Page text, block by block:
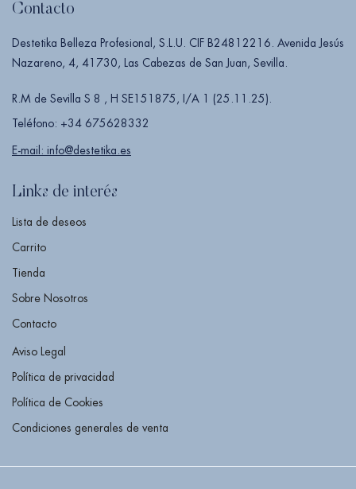
Contacto
Destetika Belleza Profesional, S.L.U. CIF B24812216. Avenida Jesús
Nazareno, 4, 41730, Las Cabezas de San Juan, Sevilla.
R.M de Sevilla S 8 , H SE151875, I/A 1 (25.11.25).
Teléfono: +34 675628332
E-mail: info@destetika.es
Links de interés
Lista de deseos
Carrito
Tienda
Sobre Nosotros
Contacto
Aviso Legal
Política de privacidad
Política de Cookies
Condiciones generales de venta